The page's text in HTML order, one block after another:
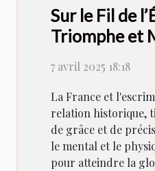
Sur le Fil de
Triomphe et
la
d'Escrime et
Nationale
7 avril 2025 18:18
La France et
relation historique,
de grâce et de
le mental et le
pour atteindre la